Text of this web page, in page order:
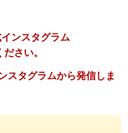
ンスタグラム
さい。
スタグラムから発信しま